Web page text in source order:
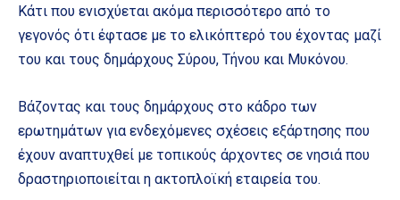
Κάτι που ενισχύεται ακόμα περισσότερο από το
γεγονός ότι έφτασε με το ελικόπτερό του έχοντας μαζί
του και τους δημάρχους Σύρου, Τήνου και Μυκόνου.
Βάζοντας και τους δημάρχους στο κάδρο των
ερωτημάτων για ενδεχόμενες σχέσεις εξάρτησης που
έχουν αναπτυχθεί με τοπικούς άρχοντες σε νησιά που
δραστηριοποιείται η ακτοπλοϊκή εταιρεία του.